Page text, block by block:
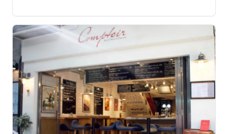
主動為客人添加。餐廳氛圍熱鬧輕鬆，配以昏暗燈光和復
古巴黎海報，非常適合朋友聚會和休閒用餐。餐廳曾獲得
OpenRice 2018年最佳餐廳獎，隸屬於Black Sheep
Restaurants集團。額外服務包括自攜酒水（港幣$350
開瓶費）、網上訂座，以及午餐訂座免費甜品和晚餐免費
氣泡酒等特別優惠。套餐每位港幣$418（未加一），在
中環區屬合理價位，但由於晚市經常爆滿，強烈建議提前
訂座。